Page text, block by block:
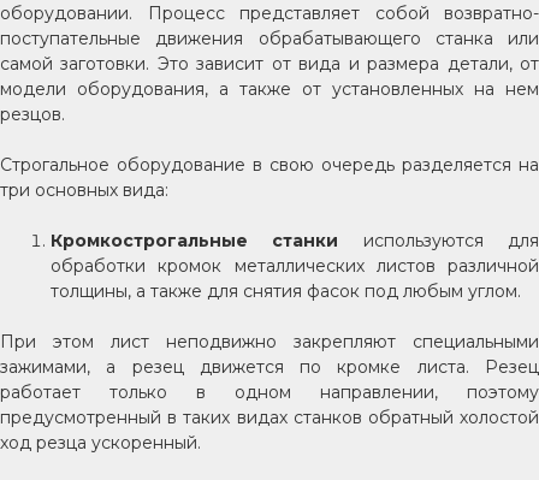
оборудовании. Процесс представляет собой возвратно-
поступательные движения обрабатывающего станка или
самой заготовки. Это зависит от вида и размера детали, от
модели оборудования, а также от установленных на нем
резцов.
Строгальное оборудование в свою очередь разделяется на
три основных вида:
Кромкострогальные станки используются для
обработки кромок металлических листов различной
толщины, а также для снятия фасок под любым углом.
При этом лист неподвижно закрепляют специальными
зажимами, а резец движется по кромке листа. Резец
работает только в одном направлении, поэтому
предусмотренный в таких видах станков обратный холостой
ход резца ускоренный.